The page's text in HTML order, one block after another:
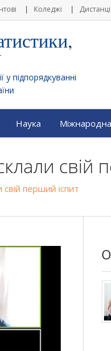
Коледжі
у підпорядкуванні
Наука Міжнародна
свій
перший іспит